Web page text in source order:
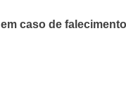
em caso de